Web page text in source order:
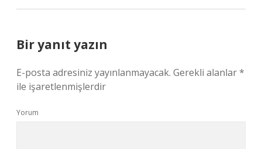
Bir yanıt yazın
E-posta adresiniz yayınlanmayacak. Gerekli alanlar*
ile işaretlenmişlerdir
Yorum